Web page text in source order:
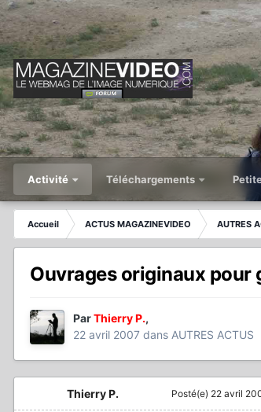
Activité Téléchargements
Accueil ACTUS MAGAZINEVIDEO AUTRES
Ouvrages originaux
ParThierry P.,
22 avril 2007 dans AUTRES ACTUS
Thierry P. Posté(e) 22 avril